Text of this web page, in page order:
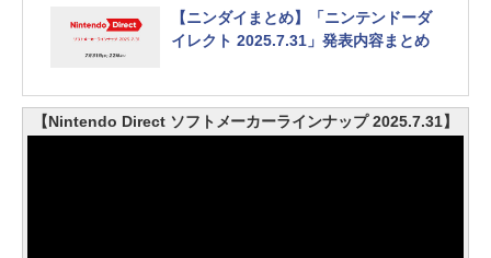
【ニンダイまとめ】「ニンテンドーダ
イレクト 2025.7.31」発表内容まとめ
【Nintendo Direct ソフトメーカーラインナップ 2025.7.31】